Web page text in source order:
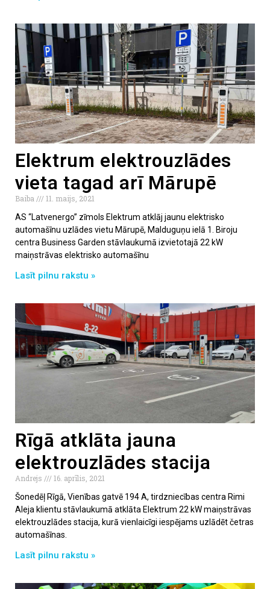
Elektrum elektrouzlādes
vieta tagad arī Mārupē
Baiba
11. maijs, 2021
AS “Latvenergo” zīmols Elektrum atklāj jaunu elektrisko
automašīnu uzlādes vietu Mārupē, Malduguņu ielā 1. Biroju
centra Business Garden stāvlaukumā izvietotajā 22 kW
maiņstrāvas elektrisko automašīnu
Lasīt pilnu rakstu »
Rīgā atklāta jauna
elektrouzlādes stacija
Andrejs
16. aprīlis, 2021
Šonedēļ Rīgā, Vienības gatvē 194 A, tirdzniecības centra Rimi
Aleja klientu stāvlaukumā atklāta Elektrum 22 kW maiņstrāvas
elektrouzlādes stacija, kurā vienlaicīgi iespējams uzlādēt četras
automašīnas.
Lasīt pilnu rakstu »